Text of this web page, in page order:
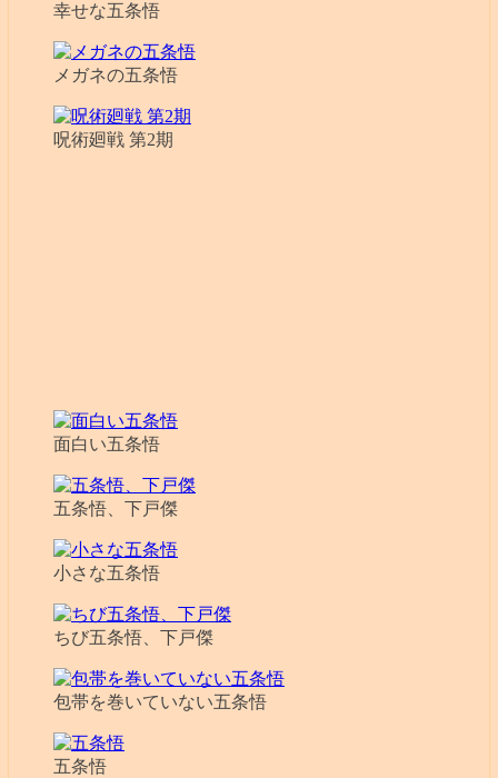
幸せな五条悟
メガネの五条悟
呪術廻戦 第2期
面白い五条悟
五条悟、下戸傑
小さな五条悟
ちび五条悟、下戸傑
包帯を巻いていない五条悟
五条悟